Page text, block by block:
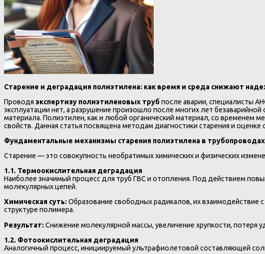
Старение и деградация полиэтилена: как время и среда снижают
Проводя экспертизу полиэтиленовых труб после аварии, специалисты
эксплуатации нет, а разрушение произошло после многих лет
материала. Полиэтилен, как и любой органический материал, со временем
свойств. Данная статья посвящена методам диагностики старения и оценке
Фундаментальные механизмы старения полиэтилена в трубопроводах
Старение — это совокупность необратимых химических и физических
1.1. Термоокислительная деградация
Наиболее значимый процесс для труб ГВС и отопления. Под действием
молекулярных цепей.
Химическая суть:Образование свободных радикалов, их взаимодействие
структуре полимера.
Результат:Снижение молекулярной массы, увеличение хрупкости, потеря
1.2. Фотоокислительная деградация
Аналогичный процесс, инициируемый ультрафиолетовой составляющей